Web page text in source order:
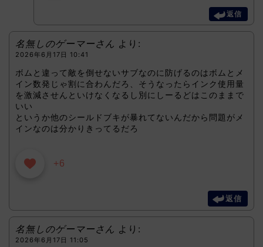
返信
名無しのゲーマーさん より:
2026年6月17日 10:41
ボムと違って敵を倒せないサブなのに防げるのはボムとメ
イン数発じゃ割に合わんだろ、そうなったらインク使用量
を激減させんといけなくなるし別にしーるどはこのままで
いい
というか他のシールドブキが暴れてないんだから問題がメ
インなのは分かりきってるだろ
+6
返信
名無しのゲーマーさん より:
2026年6月17日 11:05